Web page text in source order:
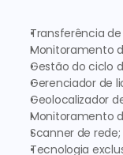
Transferência
Monitoramento
Gestão do ciclo
Gerenciador de
Geolocalizador
Monitoramento
Scanner de rede;
Tecnologia